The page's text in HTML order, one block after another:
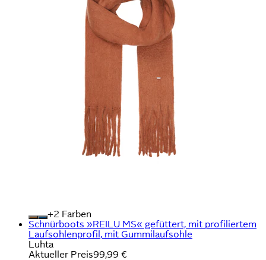
+
Farben
Schnürboots »REILU MS« gefüttert, mit profiliertem
Laufsohlenprofil, mit Gummilaufsohle
Luhta
Aktueller Preis99,99 €